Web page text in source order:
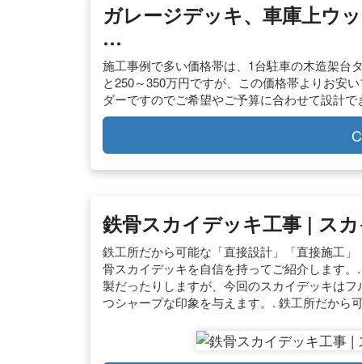
ガレージデッキ、車庫上ウ
…
施工事例で多い価格帯は、1台駐車の木造架台
と250～350万円ですが、この価格帯よりお安
ダーですのでご希望やご予算に合わせて設計で
鉄骨スカイデッキ工事 | ス
鉄工所だから可能な「直接設計」「直接施工
骨スカイデッキを自信を持ってご紹介します
製だったりしますが、今回のスカイデッキは
つシャープな印象を与えます。. 鉄工所だから